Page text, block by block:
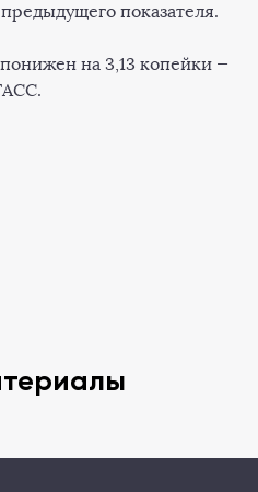
показателя.
на 3,13 копейки —